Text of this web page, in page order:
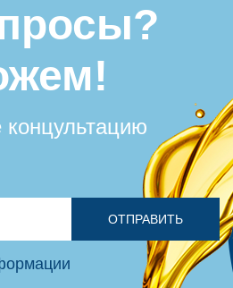
концультацию
ОТПРАВИТЬ